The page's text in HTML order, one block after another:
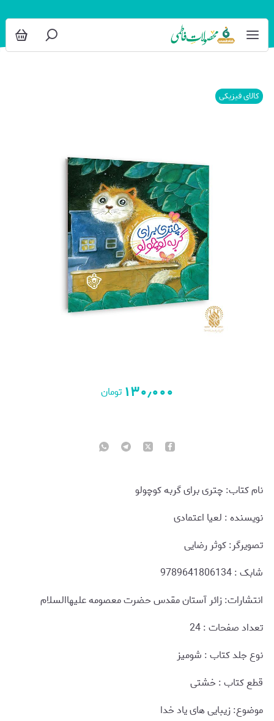
کالای فیزیکی
۱۳۰٫۰۰۰ تومان
نام کتاب: چتری برای گربه کوچولو
نويسنده : لعیا اعتمادی
تصویرگر: کوثر رضایی
شابک : 9789641806134
انتشارات: زائر آستان مقدس حضرت معصومه علیهاالسلام
تعداد صفحات : 24
نوع جلد کتاب : شومیز
قطع کتاب : خشتی
موضوع: زیبایی های یاد خدا